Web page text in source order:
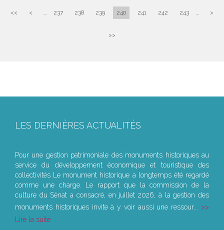
<< < ... 237 238 239 240 241 242 243 ... >
>>
LES DERNIÈRES ACTUALITÉS
Pour une gestion patrimoniale des monuments historiques au
service du développement économique et touristique des
collectivités Le monument historique a longtemps été regardé
comme une charge. Le rapport que la commission de la
culture du Sénat a consacré, en juillet 2026, à la gestion des
monuments historiques invite à y voir aussi une ressour...
Lire la suite